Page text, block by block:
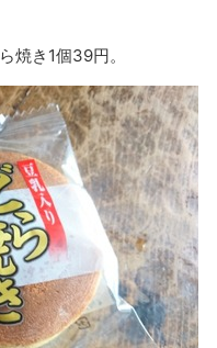
焼き1個39円。